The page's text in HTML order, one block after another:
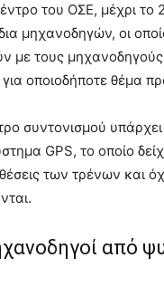
του ΟΣΕ, μέχρι το
μηχανοδηγών, οι
με τους
οποιοδήποτε θέμα
συντονισμού
GPS, το οποίο
των τρένων και
από